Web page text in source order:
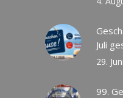
Juli
29.
99.